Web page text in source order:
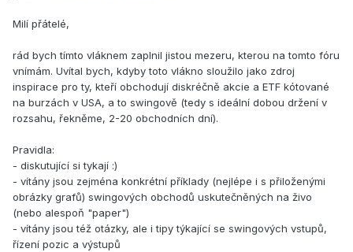
Milí přátelé,
rád bych tímto vláknem zaplnil jistou mezeru, kterou na tomto fóru
vnímám. Uvítal bych, kdyby toto vlákno sloužilo jako zdroj
inspirace pro ty, kteří obchodují diskréčně akcie a ETF kótované
na burzách v USA, a to swingově (tedy s ideální dobou držení v
rozsahu, řekněme, 2-20 obchodních dní).
Pravidla:
- diskutující si tykají :)
- vítány jsou zejména konkrétní příklady (nejlépe i s přiloženými
obrázky grafů) swingových obchodů uskutečněných na živo
(nebo alespoň "paper")
- vítány jsou též otázky, ale i tipy týkající se swingových vstupů,
řízení pozic a výstupů